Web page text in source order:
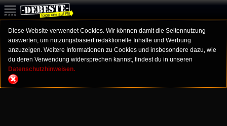
Diese Website verwendet Cookies. Wir können damit die Seitennutzung
auswerten, um nutzungsbasiert redaktionelle Inhalte und Werbung
anzuzeigen. Weitere Informationen zu Cookies und insbesondere dazu, wie
du deren Verwendung widersprechen kannst, findest du in unseren
Datenschutzhinweisen.